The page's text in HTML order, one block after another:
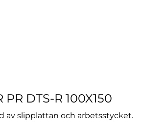
PR DTS-R 100X150
av slipplattan och arbetsstycket.